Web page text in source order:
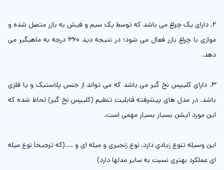
2. دارای یک چراغ می باشد که توسط یک سیم و فیش به بازر متصل شده و
موازی با چراغ بازر فعال می شود؛ در نتیجه دید 360 درجه به ماهیگیر می
دهد.
3. دارای کلیپس نخ گیر می باشد که می تواند از جنس پلاستیک و یا فلزی
باشد. در مدل های پیشرفته قابلیت تنظیم (کلیپس نخ گیر) لحاظ شده که
این مورد آپشن بسیار بسیار مهمی است.
این وسیله تنوع زیادی دارد, نوع زنجیری و میله ای و ....(که ترجیحاَ نوع میله
ای عملکرد بهتری نسبت به سایر مدلها دارد)